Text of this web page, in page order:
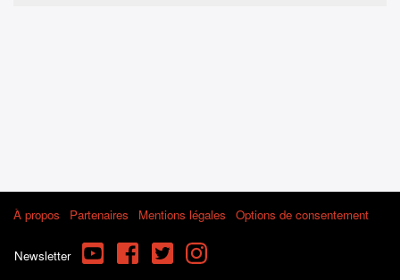
À propos Partenaires Mentions légales Options de consentement
Newsletter YouTube FacebookTwitterInstagram